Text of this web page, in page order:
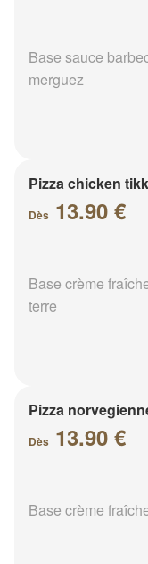
Base sauce
merguez
Pizza chicken
Dès 13.90 €
Base crème
terre
Pizza
Dès 13.90 €
Base crème